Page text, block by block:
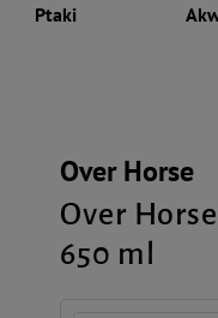
Ptaki
Over Horse
Over
650 ml